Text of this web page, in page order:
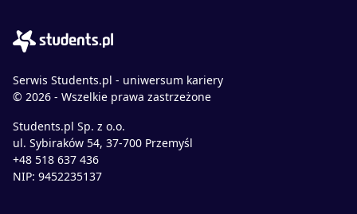
Serwis Students.pl - uniwersum kariery
© 2026 - Wszelkie prawa zastrzeżone
Students.pl Sp. z o.o.
ul. Sybiraków 54, 37-700 Przemyśl
+48 518 637 436
NIP: 9452235137